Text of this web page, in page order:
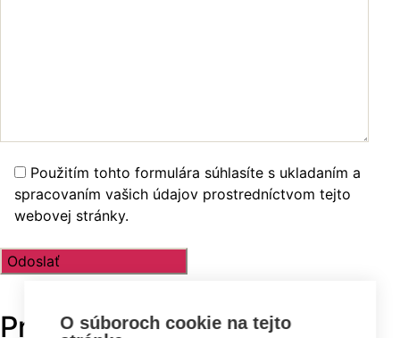
Použitím tohto formulára súhlasíte s ukladaním a
spracovaním vašich údajov prostredníctvom tejto
webovej stránky.
Prehľadávajte vTOP
O súboroch cookie na tejto